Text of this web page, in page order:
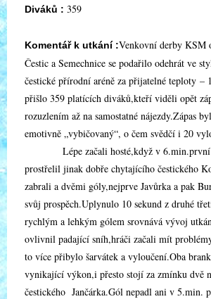
Diváků : 359
Komentář k utkání :Venkovní derby KSM
Čestic a Semechnice se podařilo odehrát ve
čestické přírodní aréně za přijatelné teploty –
přišlo 359 platících diváků,kteří viděli opět
rozuzlením až na samostatné nájezdy.Zápas
emotivně „vybičovaný“, o čem svědčí i 20
Lépe začali hosté,když v 6.min.první
prostřelil jinak dobře chytajícího čestického
zabrali a dvěmi góly,nejprve Javůrka a pak
svůj prospěch.Uplynulo 10 sekund z druhé
rychlým a lehkým gólem srovnává vývoj
ovlivnil padající sníh,hráči začali mít
to více přibylo šarvátek a vyloučení.Oba
vynikající výkon,i přesto stojí za zmínku dvě
čestického Jančárka.Gól nepadl ani v 5.min.